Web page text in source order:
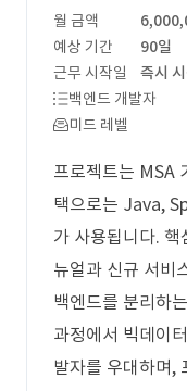
월 금액
예상 기간
90일
근무 시작일
즉시
백엔드 개발자
미드 레벨
프로젝트는 MSA
택으로는 Java,
가 사용됩니다. 핵
뉴얼과 신규 서비
백엔드를 분리하
과정에서 빅데이
발자를 우대하며,